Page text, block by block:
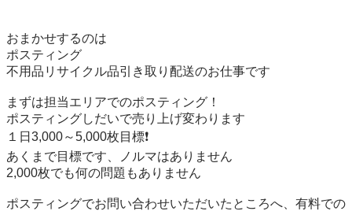
おまかせするのは
ポスティング
不用品リサイクル品引き取り配送のお仕事です
まずは担当エリアでのポスティング！
ポスティングしだいで売り上げ変わります
１日3,000～5,000枚目標❗️
あくまで目標です、ノルマはありません
2,000枚でも何の問題もありません
ポスティングでお問い合わせいただいたところへ、有料での